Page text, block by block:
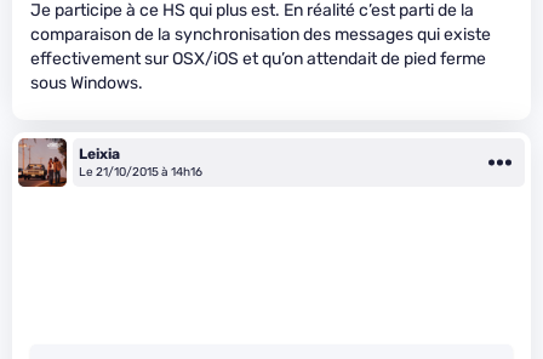
Je participe à ce HS qui plus est. En réalité c’est parti de la
comparaison de la synchronisation des messages qui existe
effectivement sur OSX/iOS et qu’on attendait de pied ferme
sous Windows.
Leixia
Le 21/10/2015 à 14h16